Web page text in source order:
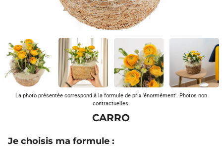
La photo présentée correspond à la formule de prix 'énormément'. Photos non
contractuelles.
CARRO
Je choisis ma formule :